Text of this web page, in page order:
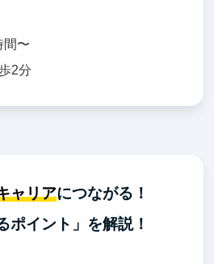
間〜
2分
ャリアにつながる！
ポイント」を解説！